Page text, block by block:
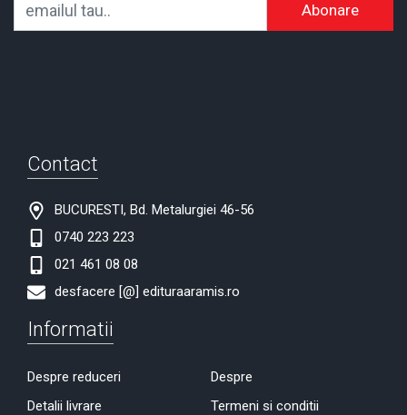
Abonare
Contact
BUCURESTI, Bd. Metalurgiei 46-56
0740 223 223
021 461 08 08
desfacere [@] edituraaramis.ro
Informatii
Despre reduceri
Detalii livrare
Despre
Termeni si conditii